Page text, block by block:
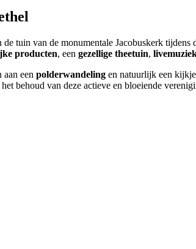
de tuin van de monumentale Jacobuskerk tijdens
producten, een gezellige theetuin,
aan een polderwandeling en natuurlijk een
behoud van deze actieve en bloeiende